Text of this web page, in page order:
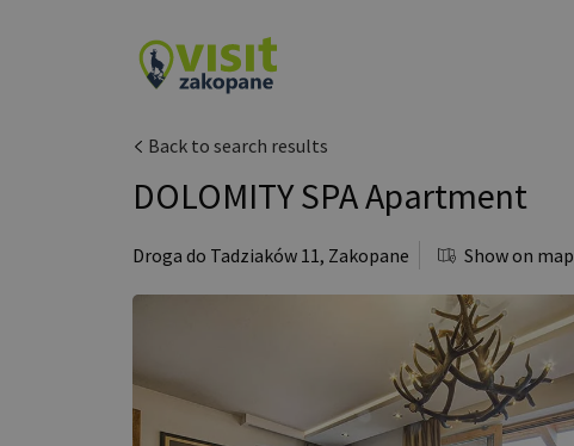
Back to search results
DOLOMITY SPA Apartment
Droga do Tadziaków 11, Zakopane Show on map